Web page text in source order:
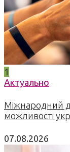
1
Актуально
Міжнародний
можливості
07.08.2026